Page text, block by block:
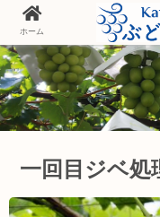
一回目ジベ処
ホーム